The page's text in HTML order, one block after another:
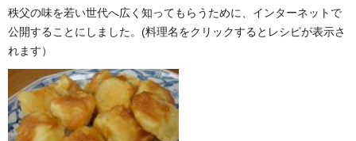
秩父の味を若い世代へ広く知ってもらうために、インターネットで
公開することにしました。(料理名をクリックするとレシピが表示さ
れます）